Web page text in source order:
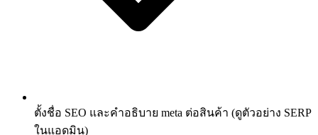
ตั้งชื่อ SEO และคำอธิบาย meta ต่อสินค้า (ดูตัวอย่าง SERP
ในแอดมิน)